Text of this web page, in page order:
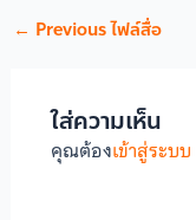
← Previous ไฟล์สื่อ
ใส่ความเห็น
คุณต้องเข้าสู่ระบบ